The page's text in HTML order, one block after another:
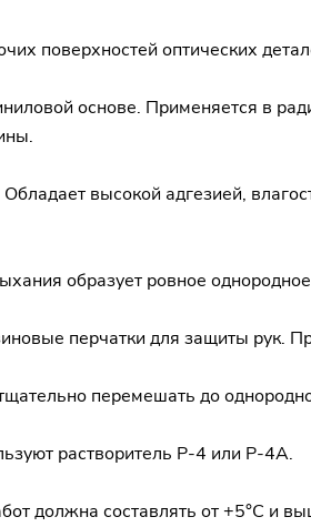
поверхностей оптических
основе. Применяется в
высокой адгезией,
образует ровное
перчатки для защиты рук.
перемешать до
растворитель Р-4 или Р-4А.
должна составлять от +5°С и